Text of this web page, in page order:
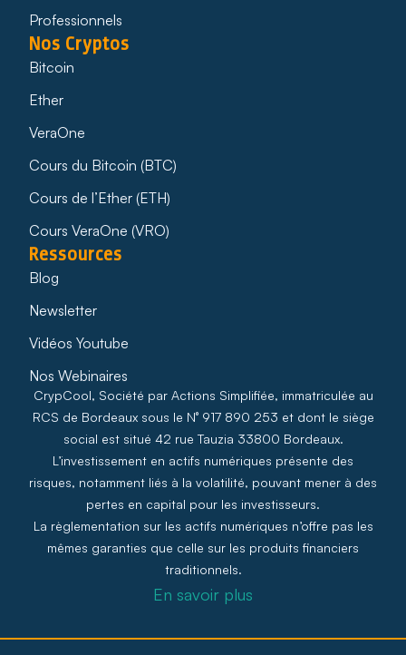
Professionnels
Nos Cryptos
Bitcoin
Ether
VeraOne
Cours du Bitcoin (BTC)
Cours de l’Ether (ETH)
Cours VeraOne (VRO)
Ressources
Blog
Newsletter
Vidéos Youtube
Nos Webinaires
CrypCool, Société par Actions Simplifiée, immatriculée au
RCS de Bordeaux sous le N° 917 890 253 et dont le siège
social est situé 42 rue Tauzia 33800 Bordeaux.
L’investissement en actifs numériques présente des
risques, notamment liés à la volatilité, pouvant mener à des
pertes en capital pour les investisseurs.
La règlementation sur les actifs numériques n’offre pas les
mêmes garanties que celle sur les produits financiers
traditionnels.
En savoir plus